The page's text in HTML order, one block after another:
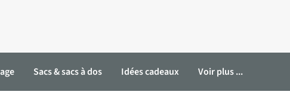
Sacs & sacs à dos Idées cadeaux Voir plus ...